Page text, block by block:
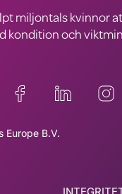
miljontals kvinnor
kondition och
Europe B.V.